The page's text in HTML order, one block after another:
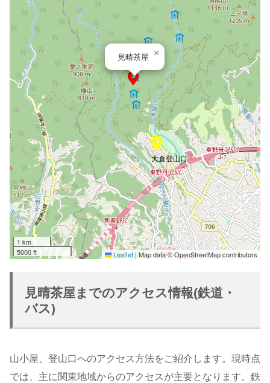
大倉登山口
見晴茶屋 ×
1 km
5000 ft
Leaflet | Map data © OpenStreetMap contributors
見晴茶屋までのアクセス情報(鉄道・
バス)
山小屋、登山口へのアクセス方法をご紹介します。現時点
では、主に関東地域からのアクセスが主要となります。鉄